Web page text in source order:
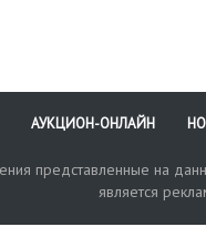
АУКЦИОН-ОНЛАЙН
представленные на
является